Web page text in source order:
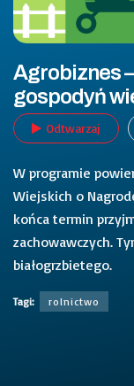
Agrobiznes
gospodyń
Odtwarzaj
W programie
Wiejskich o
końca termin
zachowawczych.
białogrzbietego.
Tagi: rolnictwo